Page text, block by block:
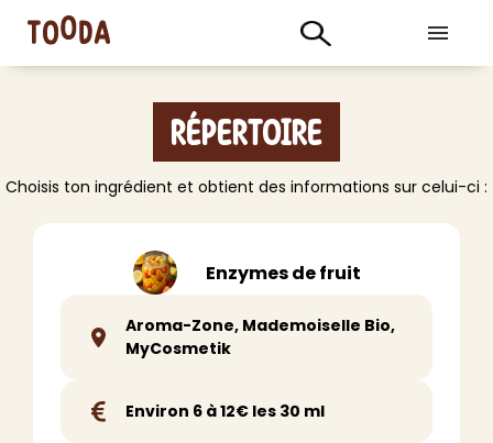
Répertoire
Choisis ton ingrédient et obtient des informations sur celui-ci :
Enzymes de fruit
Aroma-Zone, Mademoiselle Bio,
MyCosmetik
Environ 6 à 12€ les 30 ml